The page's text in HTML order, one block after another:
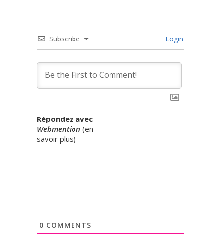
Subscribe Login
Répondez avec
Webmention (en
savoir plus)
0 COMMENTS